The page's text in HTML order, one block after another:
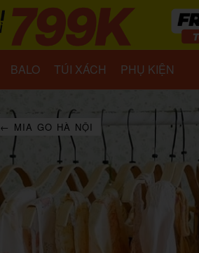
BALO TÚI XÁCH PHỤ KIỆN
← MIA GO HÀ NỘI